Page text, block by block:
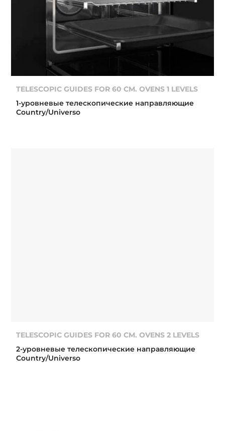
TELESCOPIC GUIDES FOR 60 CM. OVENS 1 LEVELS
1-уровневые телескопические направляющие
Country/Universo
TELESCOPIC GUIDES FOR 60 CM. OVENS 2 LEVELS
2-уровневые телескопические направляющие
Country/Universo